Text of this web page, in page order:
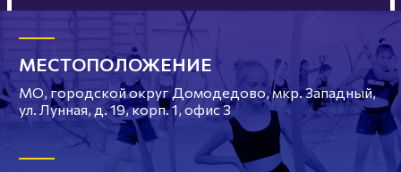
МЕСТОПОЛОЖЕНИЕ
МО, городской округ Домодедово, мкр. Западный,
ул. Лунная, д. 19, корп. 1, офис 3